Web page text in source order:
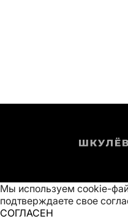
Мы используем cookie-
подтверждаете свое
СОГЛАСЕН